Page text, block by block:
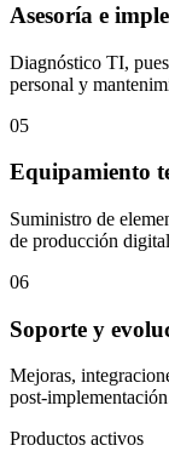
Asesoría e
Diagnóstico TI,
personal y
05
Equipamiento
Suministro de
de producción
06
Soporte y
Mejoras,
post-
Productos activos